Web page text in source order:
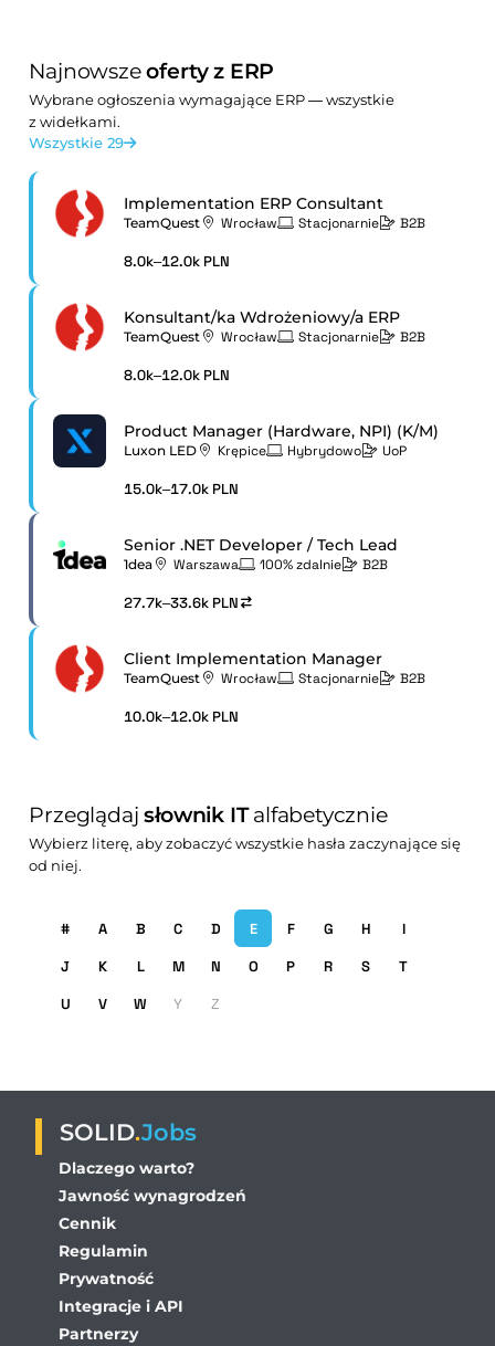
Najnowszeoferty z ERP
Wybrane ogłoszenia wymagające ERP — wszystkie
z widełkami.
Wszystkie 29
Implementation ERP Consultant
TeamQuest Wrocław Stacjonarnie B2B
8.0k–12.0k PLN
Konsultant/ka Wdrożeniowy/a ERP
TeamQuest Wrocław Stacjonarnie B2B
8.0k–12.0k PLN
Product Manager (Hardware, NPI) (K/M)
Luxon LED Krępice Hybrydowo UoP
15.0k–17.0k PLN
Senior .NET Developer / Tech Lead
1dea Warszawa 100% zdalnie B2B
27.7k–33.6k PLN
Client Implementation Manager
TeamQuest Wrocław Stacjonarnie B2B
10.0k–12.0k PLN
Przeglądajsłownik ITalfabetycznie
Wybierz literę, aby zobaczyć wszystkie hasła zaczynające się
od niej.
# A B C D E F G H
I
J
K L M N O P R S
T
U
V W Y Z
SOLID.Jobs
Dlaczego warto?
Jawność wynagrodzeń
Cennik
Regulamin
Prywatność
Integracje i API
Partnerzy